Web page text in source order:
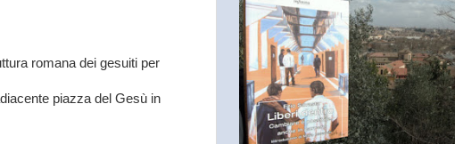
romana dei gesuiti per
piazza del Gesù in